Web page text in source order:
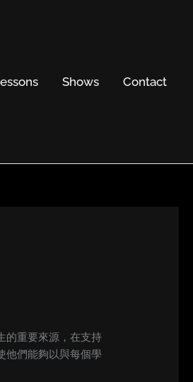
Shows Contact
的重要來源，在支持
他們能夠以與每個學